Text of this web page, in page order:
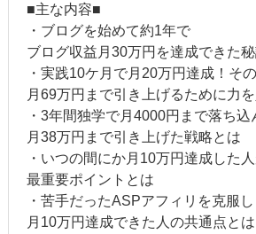
■主な内容■
・ブログを始めて約1年で
ブログ収益月30万円を達成できた
・実践10ケ月で月20万円達成！そ
月69万円まで引き上げるために力
・3年間独学で月4000円まで落ち
月38万円まで引き上げた戦略とは
・いつの間にか月10万円達成した
最重要ポイントとは
・苦手だったASPアフィリを克服し
月10万円達成できた人の共通点とは